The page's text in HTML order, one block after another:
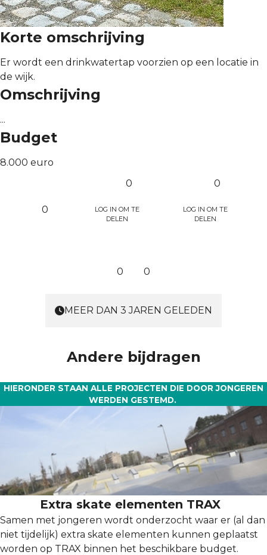
Korte omschrijving
Er wordt een drinkwatertap voorzien op een locatie in
de wijk.
Omschrijving
...
Budget
8.000 euro
0
0
Log in om te
delen
0
Log in om te
delen
0 0
MEER DAN 3 JAREN GELEDEN
Andere bijdragen
HIERONDER STAAN ALLE PROJECTEN DIE DOOR JONGEREN
WERDEN GESTEMD.
Extra skate elementen TRAX
Samen met jongeren wordt onderzocht waar er (al dan
niet tijdelijk) extra skate elementen kunnen geplaatst
worden op TRAX binnen het beschikbare budget.